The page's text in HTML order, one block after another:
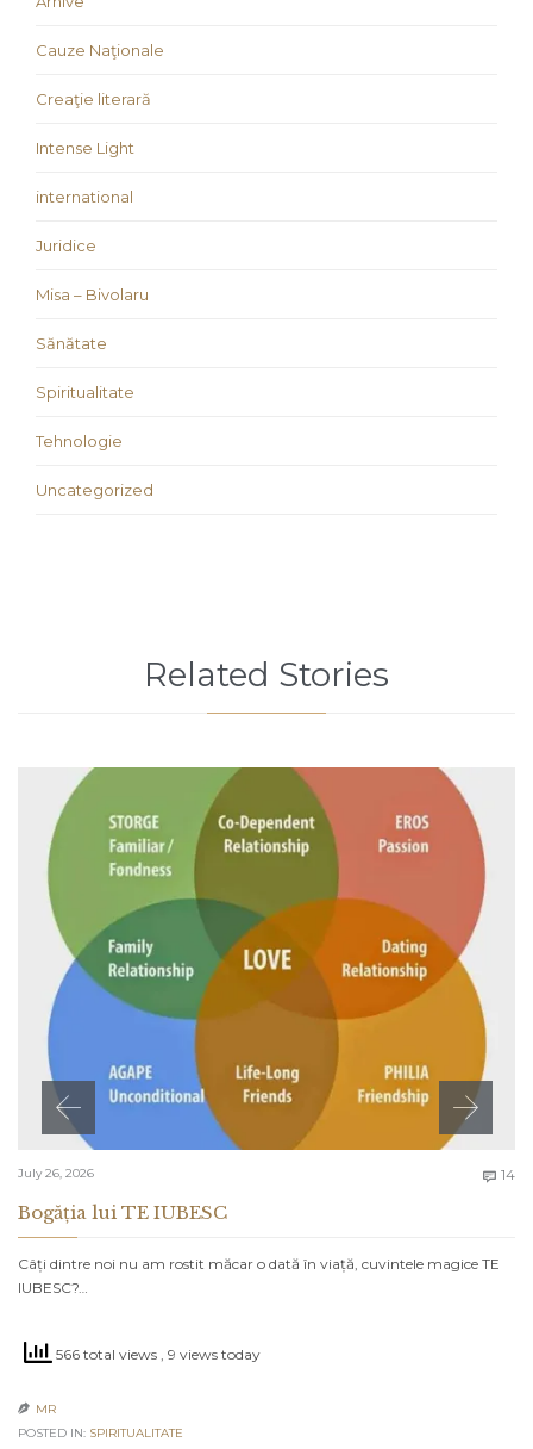
Cauze Naţionale
Creaţie literară
Intense Light
international
Juridice
Misa – Bivolaru
Sănătate
Spiritualitate
Tehnologie
Uncategorized
Related Stories
July 26, 2026  14
Bogăția lui TE IUBESC
Câți dintre noi nu am rostit măcar o dată în viață, cuvintele magice TE
IUBESC?…
566 total views , 9 views today
 MR
POSTED IN: SPIRITUALITATE